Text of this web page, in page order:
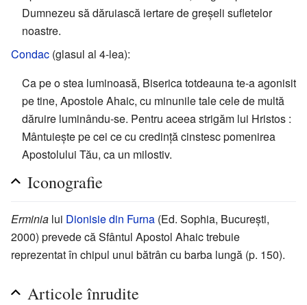
Dumnezeu să dăruiască iertare de greșeli sufletelor
noastre.
Condac (glasul al 4-lea):
Ca pe o stea luminoasă, Biserica totdeauna te-a agonisit
pe tine, Apostole Ahaic, cu minunile tale cele de multă
dăruire luminându-se. Pentru aceea strigăm lui Hristos :
Mântuiește pe cei ce cu credință cinstesc pomenirea
Apostolului Tău, ca un milostiv.
Iconografie
Erminia lui Dionisie din Furna (Ed. Sophia, București,
2000) prevede că Sfântul Apostol Ahaic trebuie
reprezentat în chipul unui bătrân cu barba lungă (p. 150).
Articole înrudite